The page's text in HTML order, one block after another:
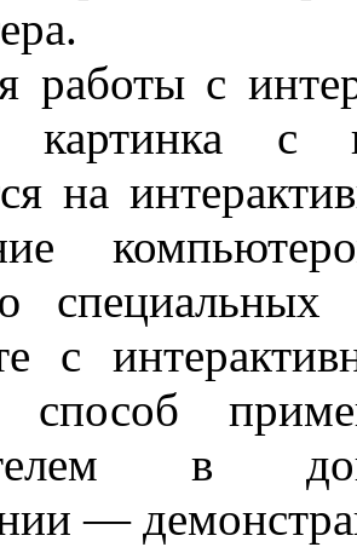
работы с
картинка с
на
специальных
с
способ
в
—